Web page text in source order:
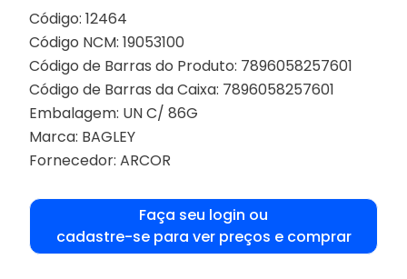
Código: 12464
Código NCM: 19053100
Código de Barras do Produto: 7896058257601
Código de Barras da Caixa: 7896058257601
Embalagem: UN C/ 86G
Marca: BAGLEY
Fornecedor: ARCOR
Faça seu login ou
cadastre-se para ver preços e comprar